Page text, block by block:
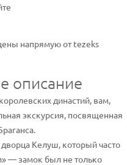
напрямую от tezeks
описание
династий, вам,
экскурсия, посвященная
Келуш, который часто
— замок был не только